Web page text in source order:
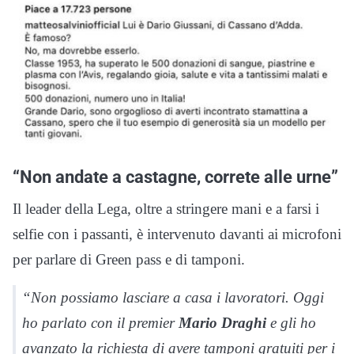
“Non andate a castagne, correte alle urne”
Il leader della Lega, oltre a stringere mani e a farsi i
selfie con i passanti, è intervenuto davanti ai microfoni
per parlare di Green pass e di tamponi.
“Non possiamo lasciare a casa i lavoratori. Oggi
ho parlato con il premier Mario Draghie gli ho
avanzato la richiesta di avere tamponi gratuiti per i